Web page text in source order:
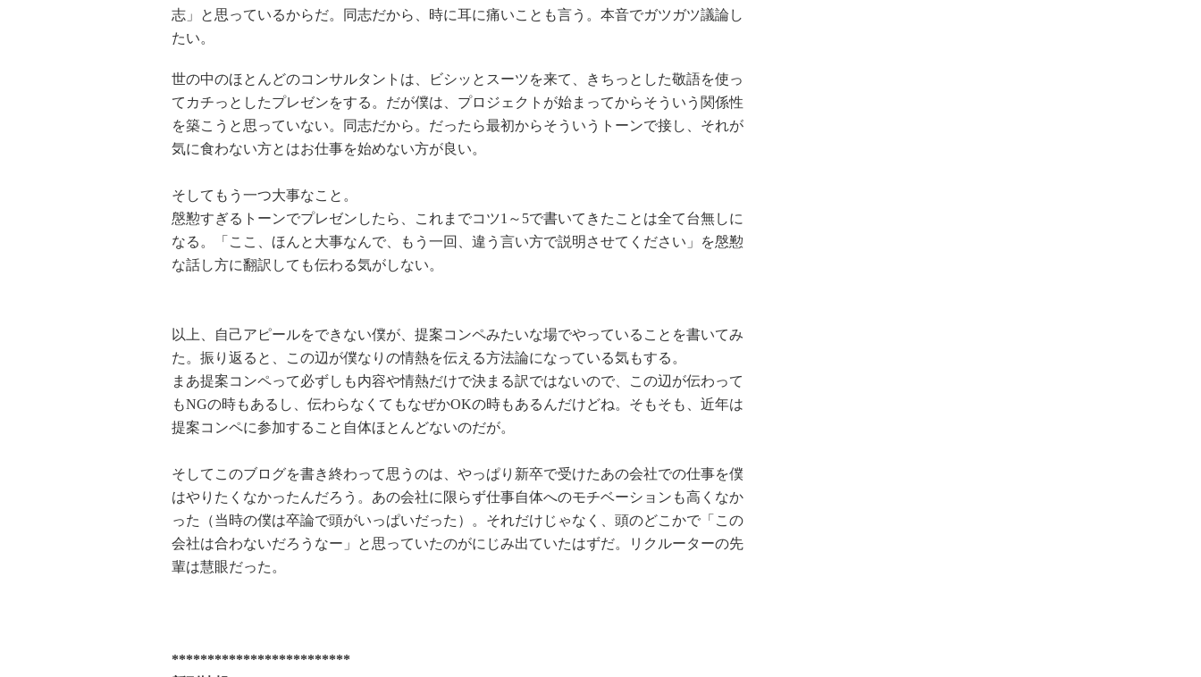
志」と思っているからだ。同志だから、時に耳に痛いことも言う。本音でガツガツ議論し
たい。
世の中のほとんどのコンサルタントは、ビシッとスーツを来て、きちっとした敬語を使っ
てカチっとしたプレゼンをする。だが僕は、プロジェクトが始まってからそういう関係性
を築こうと思っていない。同志だから。だったら最初からそういうトーンで接し、それが
気に食わない方とはお仕事を始めない方が良い。
そしてもう一つ大事なこと。
慇懃すぎるトーンでプレゼンしたら、これまでコツ1～5で書いてきたことは全て台無しに
なる。「ここ、ほんと大事なんで、もう一回、違う言い方で説明させてください」を慇懃
な話し方に翻訳しても伝わる気がしない。
以上、自己アピールをできない僕が、提案コンペみたいな場でやっていることを書いてみ
た。振り返ると、この辺が僕なりの情熱を伝える方法論になっている気もする。
まあ提案コンペって必ずしも内容や情熱だけで決まる訳ではないので、この辺が伝わって
もNGの時もあるし、伝わらなくてもなぜかOKの時もあるんだけどね。そもそも、近年は
提案コンペに参加すること自体ほとんどないのだが。
そしてこのブログを書き終わって思うのは、やっぱり新卒で受けたあの会社での仕事を僕
はやりたくなかったんだろう。あの会社に限らず仕事自体へのモチベーションも高くなか
った（当時の僕は卒論で頭がいっぱいだった）。それだけじゃなく、頭のどこかで「この
会社は合わないだろうなー」と思っていたのがにじみ出ていたはずだ。リクルーターの先
輩は慧眼だった。
*************************